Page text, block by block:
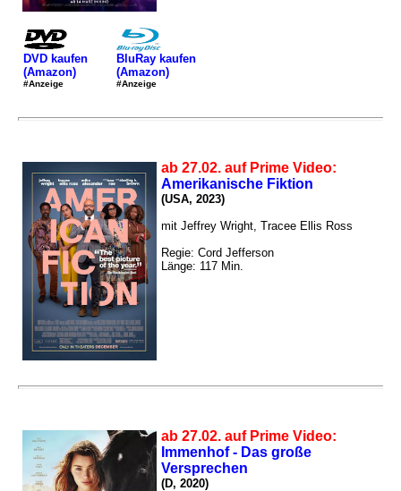
DVD kaufen
(Amazon)
#Anzeige
BluRay kaufen
(Amazon)
#Anzeige
ab 27.02. auf Prime Video:
Amerikanische Fiktion
(USA, 2023)
mit Jeffrey Wright, Tracee Ellis Ross
Regie: Cord Jefferson
Länge: 117 Min.
ab 27.02. auf Prime Video:
Immenhof - Das große
Versprechen
(D, 2020)